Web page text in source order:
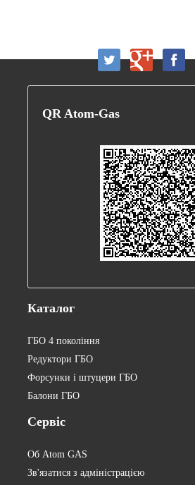
QR Atom-Gas
Каталог
ГБО 4 покоління
Редуктори ГБО
Форсунки і штуцери ГБО
Балони ГБО
Сервіс
Об Atom GAS
Зв'язатися з адміністрацією